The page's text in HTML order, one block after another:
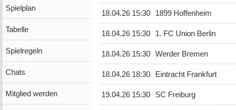
Spielplan
Tabelle
Spielregeln
Chats
Mitglied werden
18.04.26 15:30 1899 Hoffenheim
18.04.26 15:30 1. FC Union Berlin
18.04.26 15:30 Werder Bremen
18.04.26 18:30 Eintracht Frankfurt
19.04.26 15:30 SC Freiburg